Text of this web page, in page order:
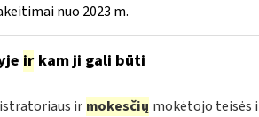
nuo 2023 m.
irkam ji gali būti
ir mokesčių mokėtojo teisės